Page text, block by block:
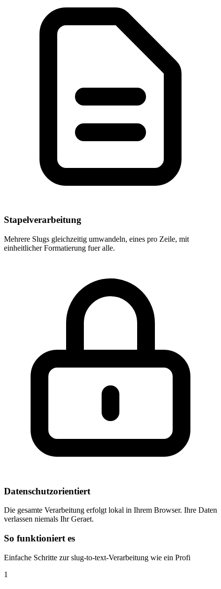
Stapelverarbeitung
Mehrere Slugs gleichzeitig umwandeln, eines pro Zeile, mit
einheitlicher Formatierung fuer alle.
Datenschutzorientiert
Die gesamte Verarbeitung erfolgt lokal in Ihrem Browser. Ihre Daten
verlassen niemals Ihr Geraet.
So funktioniert es
Einfache Schritte zur slug-to-text-Verarbeitung wie ein Profi
1